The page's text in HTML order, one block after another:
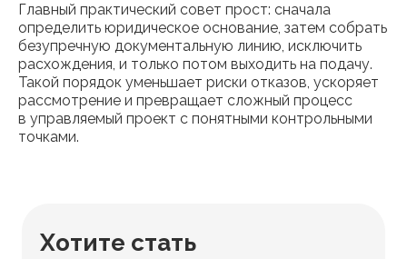
Главный практический совет прост: сначала
определить юридическое основание, затем собрать
безупречную документальную линию, исключить
расхождения, и только потом выходить на подачу.
Такой порядок уменьшает риски отказов, ускоряет
рассмотрение и превращает сложный процесс
в управляемый проект с понятными контрольными
точками.
Хотите стать